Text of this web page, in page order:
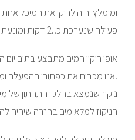
ומומלץ יהיה לרוקן את המיכל
פעולה שנערכת כ..2 דקות ומונעת תקלות רבות.
אופן ריקון המים מתבצע בתום
.אנו מכבים את כפתורי ההפעלה
ניקוז שנמצא בחלקו התחתון של
הניקוז למלא מים בחזרה שיהיה